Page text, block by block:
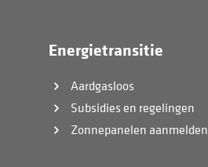
Energietransitie
Aardgasloos
Subsidies en regelingen
Zonnepanelen aanmelden